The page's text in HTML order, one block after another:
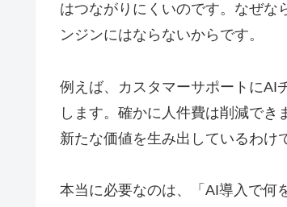
はつながりにくいのです。なぜな
ンジンにはならないからです。
例えば、カスタマーサポートにAI
します。確かに人件費は削減でき
新たな価値を生み出しているわけ
本当に必要なのは、「AI導入で何